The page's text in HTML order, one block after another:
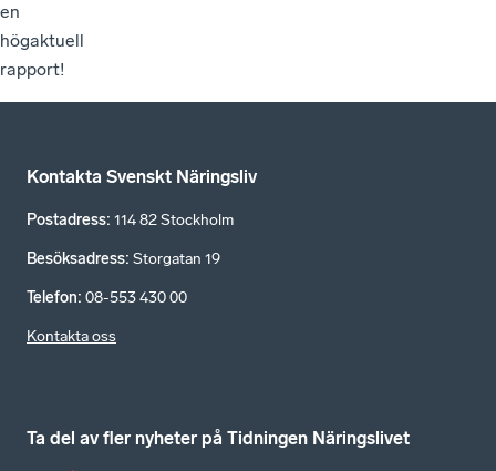
en
högaktuell
rapport!
Kontakta Svenskt Näringsliv
Postadress: 114 82 Stockholm
Besöksadress: Storgatan 19
Telefon: 08-553 430 00
Kontakta oss
Ta del av fler nyheter på Tidningen Näringslivet